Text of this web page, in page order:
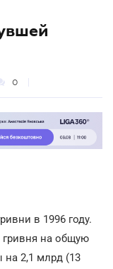
0
в 1996 году.
гривня на общую
на 2,1 млрд (13